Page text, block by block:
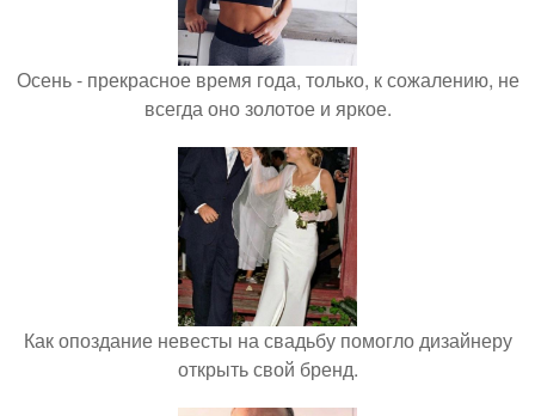
Осень - прекрасное время года, только, к сожалению, не
всегда оно золотое и яркое.
Как опоздание невесты на свадьбу помогло дизайнеру
открыть свой бренд.